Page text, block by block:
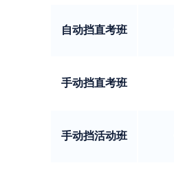
自动挡直考班
手动挡直考班
手动挡活动班